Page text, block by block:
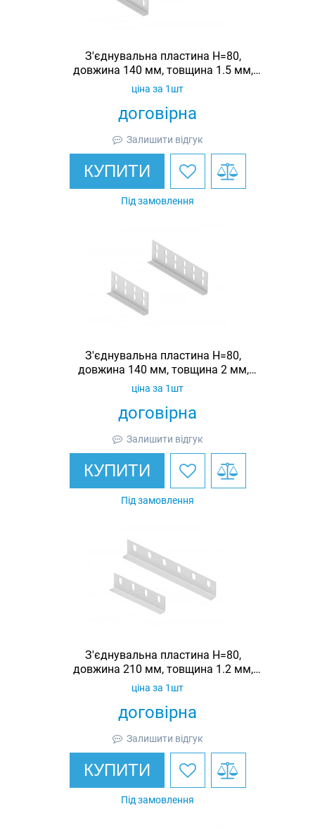
З'єднувальна пластина H=80,
довжина 140 мм, товщина 1.5 мм,
оцинкована, Ardic
договірна
ціна за 1шт
Залишити відгук
КУПИТИ
Під замовлення
З'єднувальна пластина H=80,
довжина 140 мм, товщина 2 мм,
оцинкована, Ardic
договірна
ціна за 1шт
Залишити відгук
КУПИТИ
Під замовлення
З'єднувальна пластина H=80,
довжина 210 мм, товщина 1.2 мм,
оцинкована, Ardic
договірна
ціна за 1шт
Залишити відгук
КУПИТИ
Під замовлення